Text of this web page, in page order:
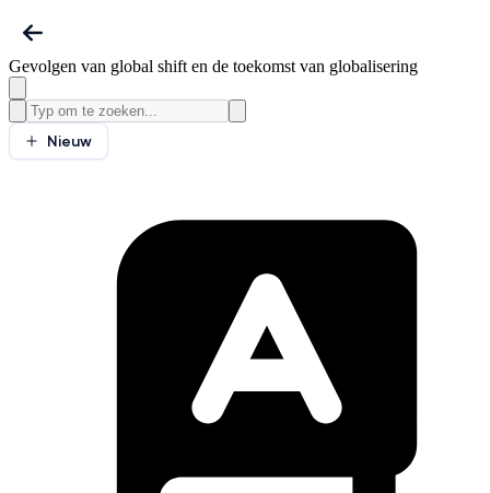
Gevolgen van global shift en de toekomst van globalisering
Nieuw